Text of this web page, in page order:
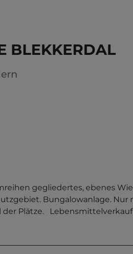
BLEKKERDAL
gegliedertes, ebenes
Bungalowanlage. Nur
Plätze.